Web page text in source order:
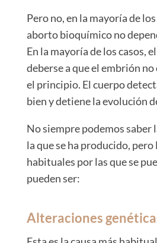
Pero no, en la mayoría de
aborto bioquímico no
En la mayoría de los casos,
deberse a que el embrión
el principio. El cuerpo
bien y detiene la evolución
No siempre podemos saber
la que se ha producido, pero
habituales por las que se
pueden ser:
Alteraciones